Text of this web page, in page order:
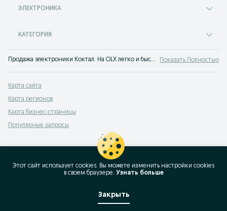
ЭЛЕКТРОНИКА
КАТЕГОРИЯ
Продажа электроники Коктал. На OLX легко и быстро можно купить все виды электроники новой или б/у. Покупай лучшую технику на OLX Коктал! Показать Полностью
Карта сайта
Карта регионов
Карта бизнес-страницы
Популярные запросы
Этот сайт использует cookies. Вы можете изменить настройки cookies
в своeм браузере. Узнать больше
Закрыть